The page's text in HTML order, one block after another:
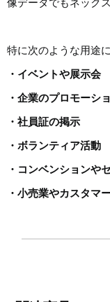
特に次のような用途
・イベントや展示会
・企業のプロモーシ
・社員証の掲示
・ボランティア活動
・コンベンションや
・小売業やカスタマ